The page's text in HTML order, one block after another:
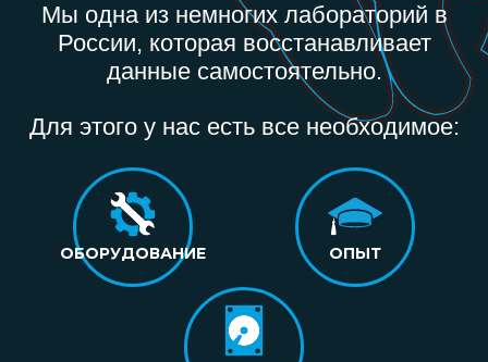
Мы одна из немногих лабораторий в
России, которая восстанавливает
данные самостоятельно.
Для этого у нас есть все необходимое:
ОБОРУДОВАНИЕ ОПЫТ